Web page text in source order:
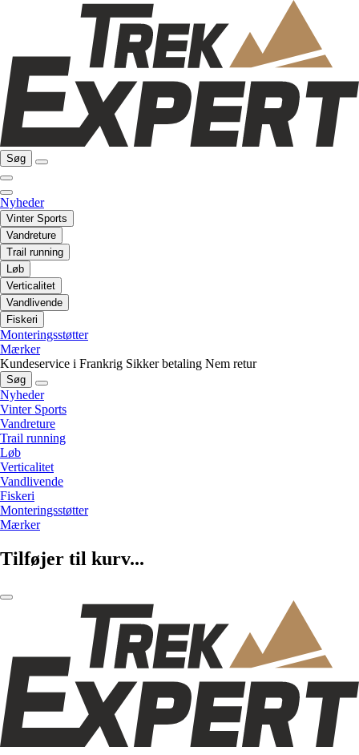
Søg
Nyheder
Vinter Sports
Vandreture
Trail running
Løb
Verticalitet
Vandlivende
Fiskeri
Monteringsstøtter
Mærker
Kundeservice i Frankrig Sikker betaling Nem retur
Søg
Nyheder
Vinter Sports
Vandreture
Trail running
Løb
Verticalitet
Vandlivende
Fiskeri
Monteringsstøtter
Mærker
Tilføjer til kurv...